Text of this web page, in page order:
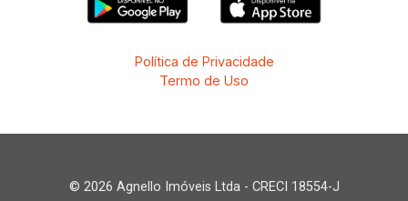
Política de Privacidade
Termo de Uso
© 2026 Agnello Imóveis Ltda - CRECI 18554-J